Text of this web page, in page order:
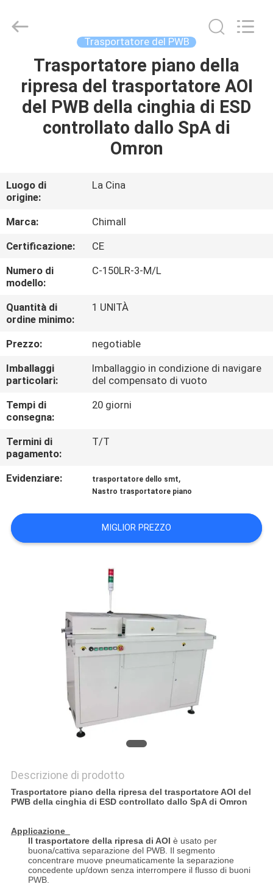
CASA
PRODOTTI
GIRO
DELLA
FABBRICA
CONTROLLO
DI
QUALITÀ
CONTATTICI
RICHIEDA
UNA
CITAZIONE
MAPPA
SITO
Technology
Trasportatore del PWB
Trasportatore piano della
ripresa del trasportatore AOI
del PWB della cinghia di ESD
controllato dallo SpA di
Omron
Luogo di
origine:
La Cina
Marca:
Chimall
Certificazione:
CE
Numero di
modello:
C-150LR-3-M/L
Quantità di
ordine minimo:
1 UNITÀ
Prezzo:
negotiable
Imballaggi
particolari:
Imballaggio in condizione di navigare
del compensato di vuoto
Tempi di
consegna:
20 giorni
Termini di
pagamento:
T/T
Evidenziare: trasportatore dello smt,
Nastro trasportatore piano
MIGLIOR PREZZO
Descrizione di prodotto
Trasportatore piano della ripresa del trasportatore AOI del
PWB della cinghia di ESD controllato dallo SpA di Omron
Applicazione
Il trasportatore della ripresa di AOI è usato per
buona/cattiva separazione del PWB. Il segmento
concentrare muove pneumaticamente la separazione
concedente up/down senza interrompere il flusso di buoni
PWB.